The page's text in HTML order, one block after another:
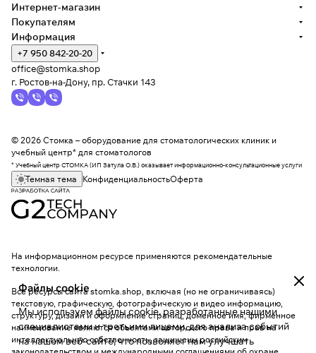
Файлы cookie
Мы используем файлы cookie, разработанные нашими
специалистами и третьими лицами, для анализа событий
на нашем веб-сайте, что позволяет нам улучшать
Интернет-магазин
Покупателям
Информация
+7 950 842-20-20
office@stomka.shop
г. Ростов-на-Дону, пр. Стачки 143
© 2026 Стомка – оборудование для стоматологических клиник и
учебный центр* для стоматологов
* Учебный центр СТОМКА (ИП Затула О.В.) оказывает информационно-консультационные услуги
Темная тема КонфиденциальностьОферта
На информационном ресурсе применяются рекомендательные
технологии.
Все ресурсы сайта stomka.shop, включая (но не ограничиваясь)
текстовую, графическую, фотографическую и видео информацию,
структуру, дизайн и оформление страниц, доменное имя, фирменное
наименование являются объектами авторского права и прав на
интеллектуальную собственность, защищены российским